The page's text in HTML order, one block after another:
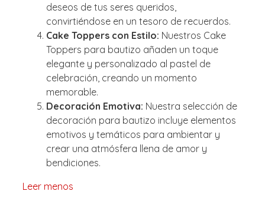
deseos de tus seres queridos,
convirtiéndose en un tesoro de recuerdos.
Cake Toppers con Estilo: Nuestros Cake
Toppers para bautizo añaden un toque
elegante y personalizado al pastel de
celebración, creando un momento
memorable.
Decoración Emotiva: Nuestra selección de
decoración para bautizo incluye elementos
emotivos y temáticos para ambientar y
crear una atmósfera llena de amor y
bendiciones.
Leer menos